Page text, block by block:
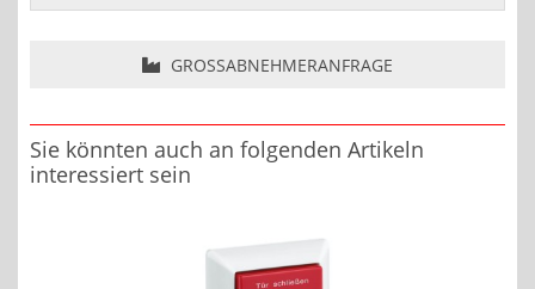
GROSSABNEHMERANFRAGE
Sie könnten auch an folgenden Artikeln
interessiert sein